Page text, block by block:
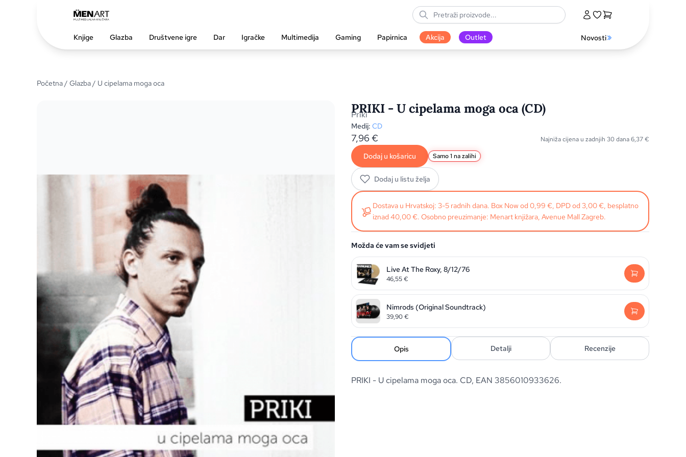
Knjige Glazba Društvene igre Dar Igračke Multimedija Gaming Papirnica Akcija Outlet Novosti
Početna/ Glazba/ U cipelama moga oca
PRIKI - U cipelama moga oca (CD)
Priki
Medij: CD
7,96 € Najniža cijena u zadnjih 30 dana6,37€
Dodaj u košaricu Samo 1 na zalihi
Dodaj u listu želja
Dostava u Hrvatskoj: 3-5 radnih dana. Box Now od 0,99 €, DPD od 3,00 €, besplatno
iznad 40,00 €. Osobno preuzimanje: Menart knjižara, Avenue Mall Zagreb.
Možda će vam se svidjeti
Live At The Roxy, 8/12/76
46,55€
Nimrods (Original Soundtrack)
39,90€
Opis Detalji Recenzije
PRIKI - U cipelama moga oca. CD, EAN 3856010933626.